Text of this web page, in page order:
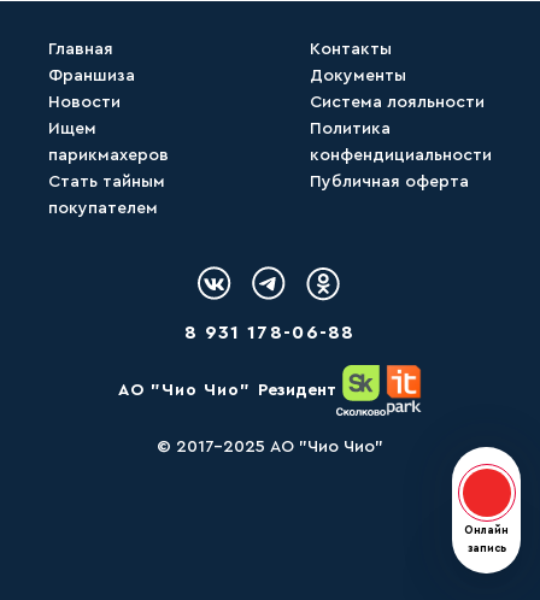
Главная
Франшиза
Новости
Ищем
парикмахеров
Стать тайным
покупателем
Контакты
Документы
Система лояльности
Политика
конфендициальности
Публичная оферта
Логотип Вконтакте
Логотип Telegram
Логотип
8 931 178-06-88
AО "Чио Чио" Резидент
Онлайн
запись
© 2017-2025 АО "Чио Чио"